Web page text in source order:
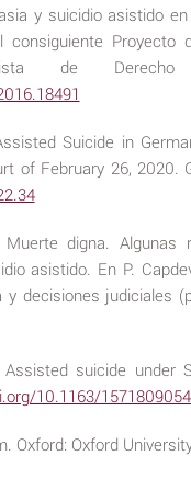
y suicidio asistido
Proyecto
de
Suicide in
of February 26, 2020.
digna.
asistido. En P.
y decisiones judiciales
suicide under
10.1163/
Oxford: Oxford